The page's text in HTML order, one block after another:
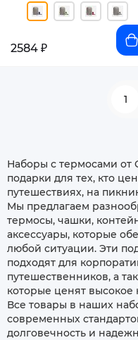
2584 ₽
1
Наборы с термосами от
подарки для тех, кто
путешествиях, на
Мы предлагаем
термосы, чашки,
аксессуары, которые
любой ситуации. Эти
подходят для
путешественников, а
которые ценят высокое
Все товары в наших
современных
долговечность и